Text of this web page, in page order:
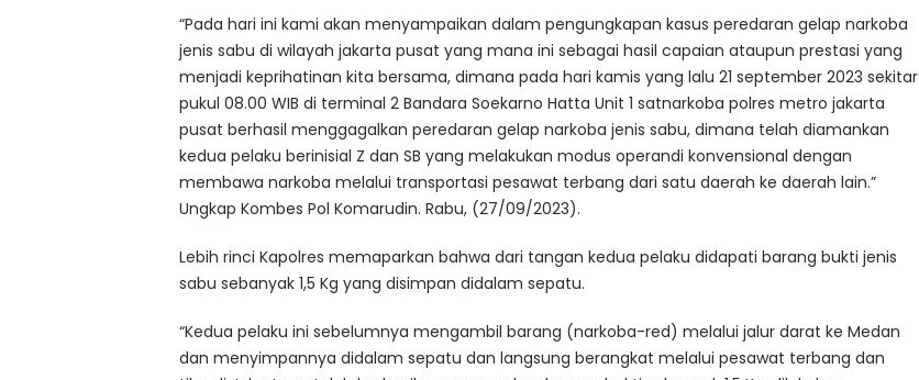
“Pada hari ini kami akan menyampaikan dalam pengungkapan kasus peredaran gelap narkoba
jenis sabu di wilayah jakarta pusat yang mana ini sebagai hasil capaian ataupun prestasi yang
menjadi keprihatinan kita bersama, dimana pada hari kamis yang lalu 21 september 2023 sekitar
pukul 08.00 WIB di terminal 2 Bandara Soekarno Hatta Unit 1 satnarkoba polres metro jakarta
pusat berhasil menggagalkan peredaran gelap narkoba jenis sabu, dimana telah diamankan
kedua pelaku berinisial Z dan SB yang melakukan modus operandi konvensional dengan
membawa narkoba melalui transportasi pesawat terbang dari satu daerah ke daerah lain.”
Ungkap Kombes Pol Komarudin. Rabu, (27/09/2023).
Lebih rinci Kapolres memaparkan bahwa dari tangan kedua pelaku didapati barang bukti jenis
sabu sebanyak 1,5 Kg yang disimpan didalam sepatu.
“Kedua pelaku ini sebelumnya mengambil barang (narkoba-red) melalui jalur darat ke Medan
dan menyimpannya didalam sepatu dan langsung berangkat melalui pesawat terbang dan